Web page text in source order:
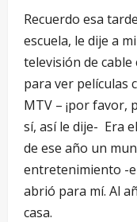
Recuerdo esa
escuela, le dije a
televisión de cable
para ver películas
MTV – ¡por favor,
sí, así le dije- Era
de ese año un
entretenimiento -
abrió para mí. Al
casa.